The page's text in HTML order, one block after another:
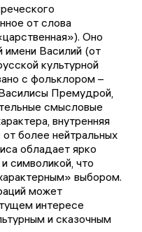
от слова
Оно
имени Василий (от
культурной
с фольклором –
Премудрой,
смысловые
внутренняя
более нейтральных
обладает ярко
символикой, что
выбором.
может
интересе
и сказочным